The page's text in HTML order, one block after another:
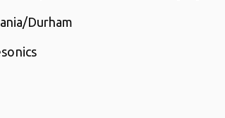
/Durham